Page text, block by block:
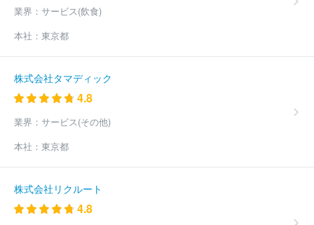
業界： サービス(飲食)
本社： 東京都
株式会社タマディック
4.8
業界： サービス(その他)
本社： 東京都
株式会社リクルート
4.8